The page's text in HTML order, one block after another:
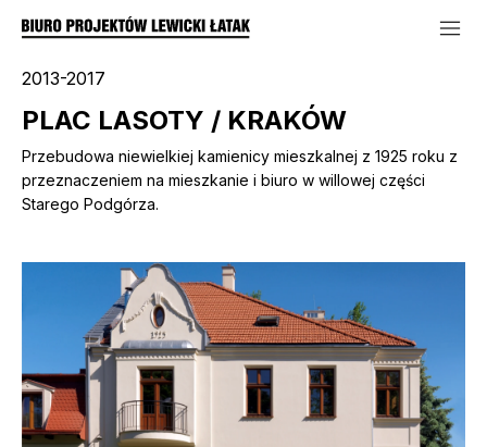
2013-2017
PLAC LASOTY / KRAKÓW
Przebudowa niewielkiej kamienicy mieszkalnej z 1925 roku z
przeznaczeniem na mieszkanie i biuro w willowej części
Starego Podgórza.